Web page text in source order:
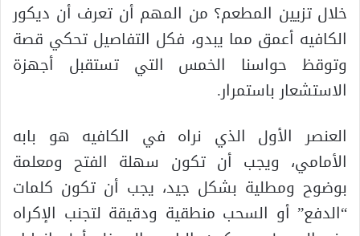
خلال تزيين المطعم؟ من المهم أن تعرف أن ديكور
الكافيه أعمق مما يبدو، فكل التفاصيل تحكي قصة
وتوقظ حواسنا الخمس التي تستقبل أجهزة
الاستشعار باستمرار.
العنصر الأول الذي نراه في الكافيه هو بابه
الأمامي، ويجب أن تكون سهلة الفتح ومعلمة
بوضوح ومطلية بشكل جيد، يجب أن تكون كلمات
“الدفع” أو السحب منطقية ودقيقة لتجنب الإكراه